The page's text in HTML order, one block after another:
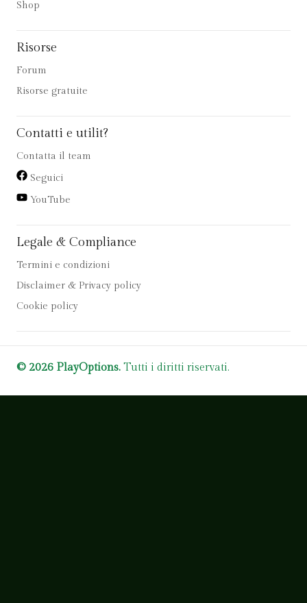
Shop
Risorse
Forum
Risorse gratuite
Contatti e utilit?
Contatta il team
Seguici
YouTube
Legale & Compliance
Termini e condizioni
Disclaimer & Privacy policy
Cookie policy
© 2026 PlayOptions. Tutti i diritti riservati.